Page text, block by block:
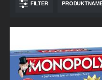
FILTER